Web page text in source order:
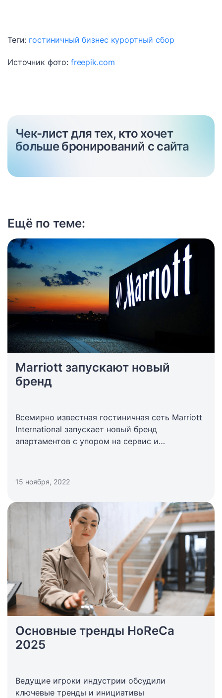
Теги: гостиничный бизнес курортный сбор
Источник фото: freepik.com
Чек-лист для тех, кто хочет
больше бронирований с сайта
Ещё по теме:
Marriott запускают новый
бренд
Всемирно известная гостиничная сеть Marriott
International запускает новый бренд
апартаментов с упором на сервис и
15 ноября, 2022
Основные тренды HoReCa
2025
Ведущие игроки индустрии обсудили
ключевые тренды и инициативы